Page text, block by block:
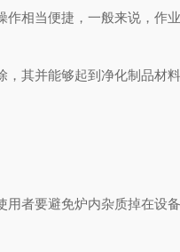
相当便捷，一般来说，作
其并能够起到净化制品材
者要避免炉内杂质掉在设